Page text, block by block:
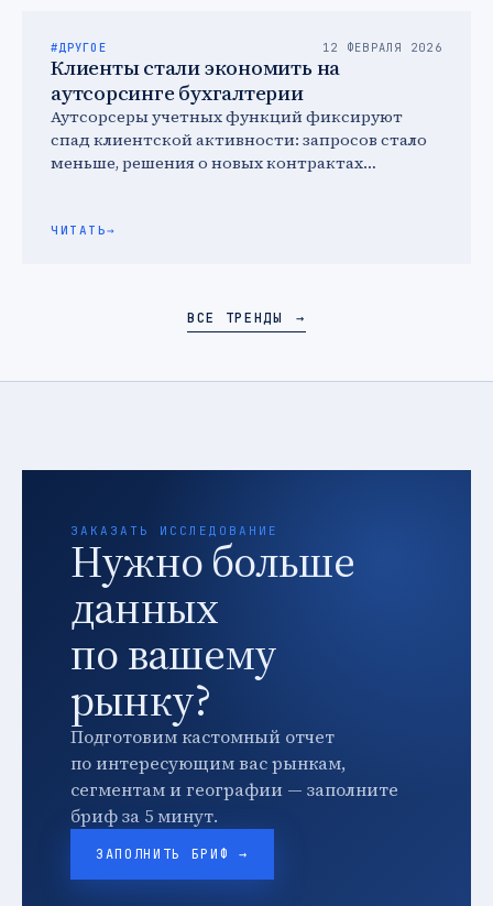
#ДРУГОЕ 12 ФЕВРАЛЯ 2026
Клиенты стали экономить на
аутсорсинге бухгалтерии
Аутсорсеры учетных функций фиксируют
спад клиентской активности: запросов стало
меньше, решения о новых контрактах
ЧИТАТЬ→
ВСЕ ТРЕНДЫ →
ЗАКАЗАТЬ ИССЛЕДОВАНИЕ
Нужно больше
данных
по вашему
рынку?
Подготовим кастомный отчет
по интересующим вас рынкам,
сегментам и географии — заполните
бриф за 5 минут.
ЗАПОЛНИТЬ БРИФ →